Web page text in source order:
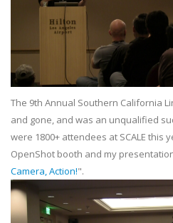
The 9th Annual Southern California
and gone, and was an unqualified
were 1800+ attendees at SCALE this
OpenShot booth and my
Camera, Action!".